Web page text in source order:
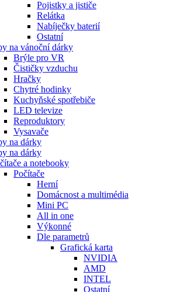
Pojistky a jističe
Relátka
Nabíječky baterií
Ostatní
na vánoční dárky
Brýle pro VR
Čističky vzduchu
Hračky
Chytré hodinky
Kuchyňské spotřebiče
LED televize
Reproduktory
Vysavače
na dárky
na dárky
a notebooky
Počítače
Herní
Domácnost a multimédia
Mini PC
All in one
Výkonné
Dle parametrů
Grafická karta
NVIDIA
AMD
INTEL
Ostatní